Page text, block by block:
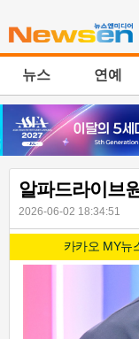
뉴스 연예
알파드라이브
2026-06-02 18:34:51
카카오 MY뉴